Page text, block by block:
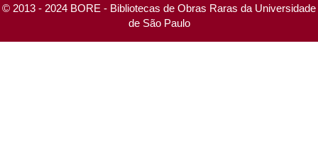
© 2013 - 2024 BORE - Bibliotecas de Obras Raras da Universidade
de São Paulo